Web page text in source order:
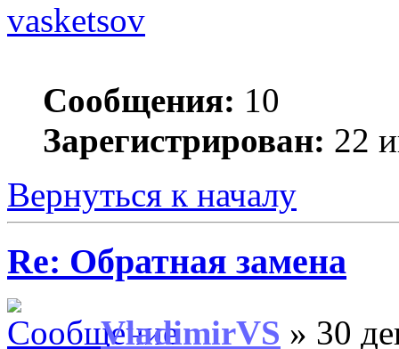
vasketsov
Сообщения: 10
Зарегистрирован: 22
Вернуться к началу
Re: Обратная замена
VladimirVS » 30